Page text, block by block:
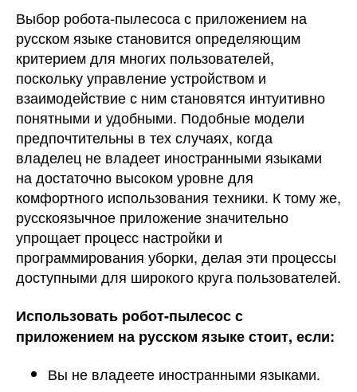
Выбор робота-пылесоса с приложением на
русском языке становится определяющим
критерием для многих пользователей,
поскольку управление устройством и
взаимодействие с ним становятся интуитивно
понятными и удобными. Подобные модели
предпочтительны в тех случаях, когда
владелец не владеет иностранными языками
на достаточно высоком уровне для
комфортного использования техники. К тому же,
русскоязычное приложение значительно
упрощает процесс настройки и
программирования уборки, делая эти процессы
доступными для широкого круга пользователей.
Использовать робот-пылесос с
приложением на русском языке стоит, если:
Вы не владеете иностранными языками.